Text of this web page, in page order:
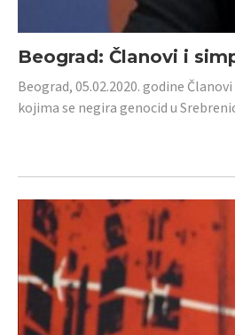
Beograd: Članovi i
Beograd, 05.02.2020. godine
kojima se negira genocid u